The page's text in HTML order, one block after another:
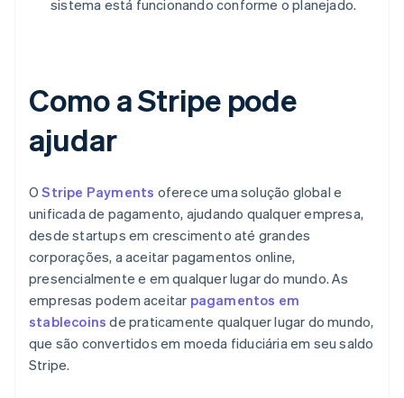
sistema está funcionando conforme o planejado.
Como a Stripe pode
ajudar
OStripe Payments oferece uma solução global e
unificada de pagamento, ajudando qualquer empresa,
desde startups em crescimento até grandes
corporações, a aceitar pagamentos online,
presencialmente e em qualquer lugar do mundo. As
empresas podem aceitar pagamentos em
stablecoins de praticamente qualquer lugar do mundo,
que são convertidos em moeda fiduciária em seu saldo
Stripe.